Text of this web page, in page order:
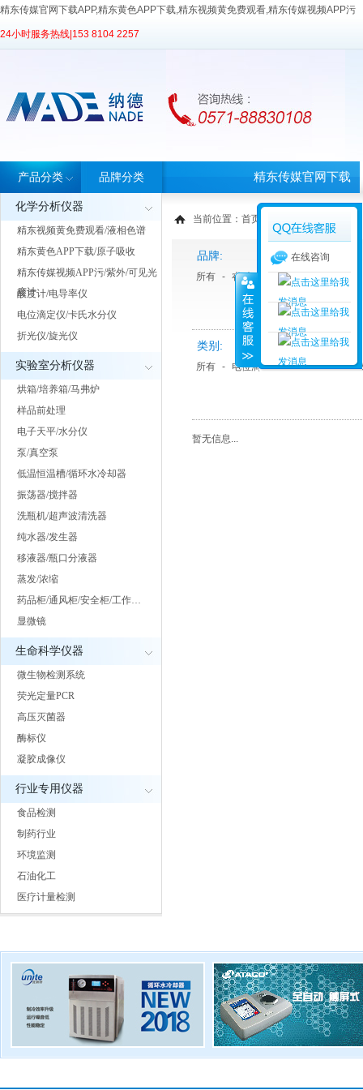
精东传媒官网下载APP,精东黄色APP下载,精东视频黄免费观看,精东传媒视频APP污
24小时服务热线| 153 8104 2257
产品分类
化学分析仪器
精东视频黄免费观看/液相色谱
精东黄色APP下载/原子吸收
精东传媒视频APP污/紫外/可见光
度计
酸度计/电导率仪
电位滴定仪/卡氏水分仪
折光仪/旋光仪
实验室分析仪器
烘箱/培养箱/马弗炉
样品前处理
电子天平/水分仪
泵/真空泵
低温恒温槽/循环水冷却器
振荡器/搅拌器
洗瓶机/超声波清洗器
纯水器/发生器
移液器/瓶口分液器
蒸发/浓缩
药品柜/通风柜/安全柜/工作…
显微镜
生命科学仪器
微生物检测系统
荧光定量PCR
高压灭菌器
酶标仪
凝胶成像仪
行业专用仪器
食品检测
制药行业
环境监测
石油化工
医疗计量检测
品牌分类 精东传媒官网下载
APP首页
当前位置： 首页
品牌:
所有 - 睿科
类别:
所有 - 电位滴定仪 - 卡氏水分测定
暂无信息...
在线咨询